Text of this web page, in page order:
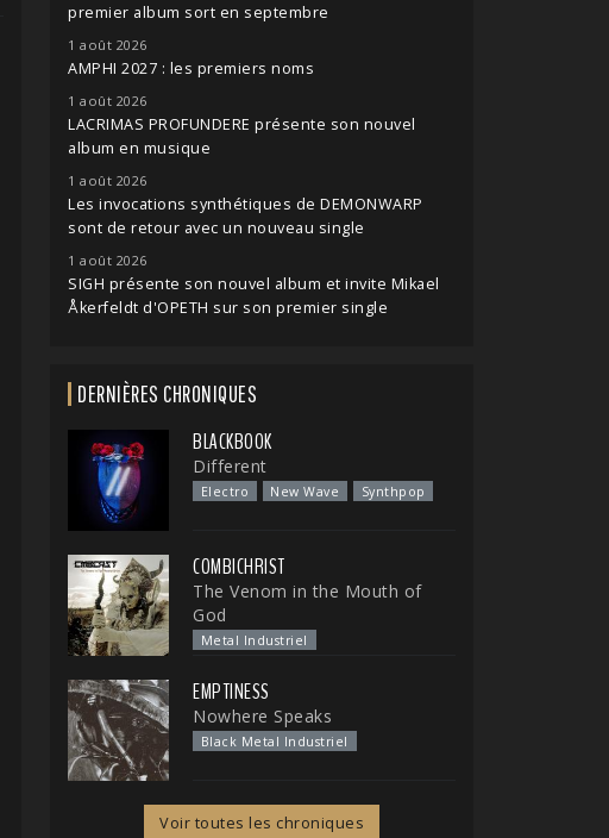
premier album sort en septembre
1 août 2026
AMPHI 2027 : les premiers noms
1 août 2026
LACRIMAS PROFUNDERE présente son nouvel
album en musique
1 août 2026
Les invocations synthétiques de DEMONWARP
sont de retour avec un nouveau single
1 août 2026
SIGH présente son nouvel album et invite Mikael
Åkerfeldt d'OPETH sur son premier single
DERNIÈRES CHRONIQUES
BLACKBOOK
Different
Electro New Wave Synthpop
COMBICHRIST
The Venom in the Mouth of
God
Metal Industriel
EMPTINESS
Nowhere Speaks
Black Metal Industriel
Voir toutes les chroniques